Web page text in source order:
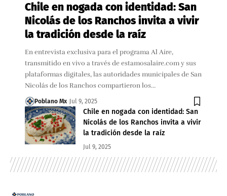
Chile en nogada con identidad: San
Nicolás de los Ranchos invita a vivir
la tradición desde la raíz
En entrevista exclusiva para el programa Al Aire,
transmitido en vivo a través de estamosalaire.com y sus
plataformas digitales, las autoridades municipales de San
Nicolás de los Ranchos compartieron los…
Poblano Mx Jul 9, 2025
Chile en nogada con identidad: San
Nicolás de los Ranchos invita a vivir
la tradición desde la raíz
Jul 9, 2025